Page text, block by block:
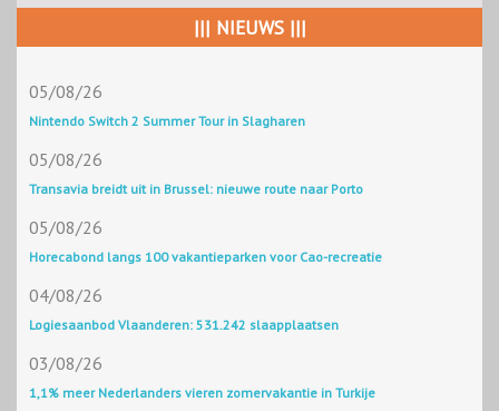
||| NIEUWS |||
05/08/26
Nintendo Switch 2 Summer Tour in Slagharen
05/08/26
Transavia breidt uit in Brussel: nieuwe route naar Porto
05/08/26
Horecabond langs 100 vakantieparken voor Cao-recreatie
04/08/26
Logiesaanbod Vlaanderen: 531.242 slaapplaatsen
03/08/26
1,1% meer Nederlanders vieren zomervakantie in Turkije